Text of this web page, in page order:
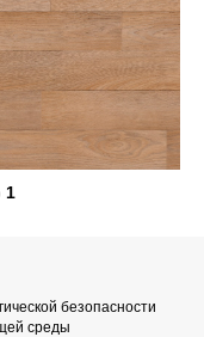
1
безопасности
среды